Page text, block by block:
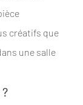
créatifs que
une salle